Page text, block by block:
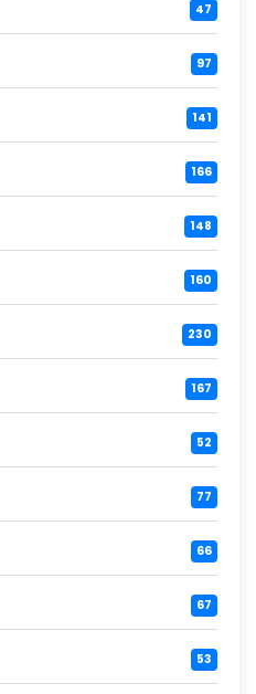
47
97
141
166
148
160
230
167
52
77
66
67
53